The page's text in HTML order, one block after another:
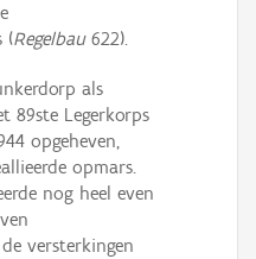
(Regelbau622).
als
89ste Legerkorps
opgeheven,
opmars.
nog heel even
versterkingen